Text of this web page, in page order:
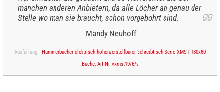
manchen anderen Anbietern, da alle Löcher an genau der
Stelle wo man sie braucht, schon vorgebohrt sind.
Mandy Neuhoff
Ausführung:
Hammerbacher elektrisch höhenverstellbarer Schreibtisch Serie XMST 180x80
Buche, Art.Nr. vxmst19/6/s